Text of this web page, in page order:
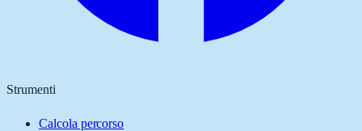
Strumenti
Calcola percorso